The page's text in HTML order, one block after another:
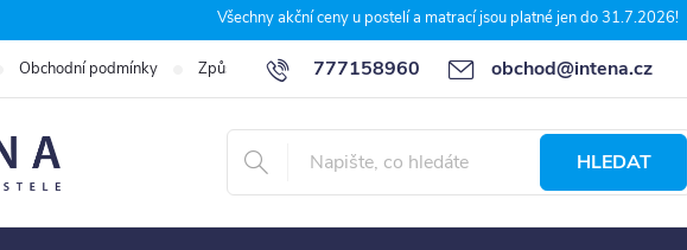
Všechny akční ceny u postelí a matrací jsou platné jen do 31.7.2026!
777158960 obchod@intena.cz
Obchodní podmínky Způsoby a ceny dopravy 7 důvodů, proč nakupit u Intena nábytek
HLEDAT